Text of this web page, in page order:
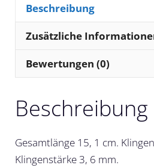
Beschreibung
Zusätzliche
Bewertungen (0)
Beschreibung
Gesamtlänge 15, 1 cm.
Klingenstärke 3, 6 mm.